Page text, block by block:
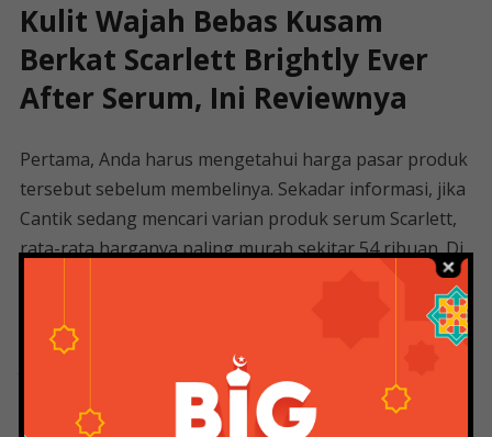
Kulit Wajah Bebas Kusam
Berkat Scarlett Brightly Ever
After Serum, Ini Reviewnya
Pertama, Anda harus mengetahui harga pasar produk
tersebut sebelum membelinya. Sekadar informasi, jika
Cantik sedang mencari varian produk serum Scarlett,
rata-rata harganya paling murah sekitar 54 ribuan. Di
bawah itu, kata si tahanan, hati-hati! hati-hati! kecuali
Jika Anda lebih suka mencari produk pemutih Scarlett
di pasaran atau e-commerce. Yang terbaik adalah
memeriksa ulasan dan umpan balik pengguna